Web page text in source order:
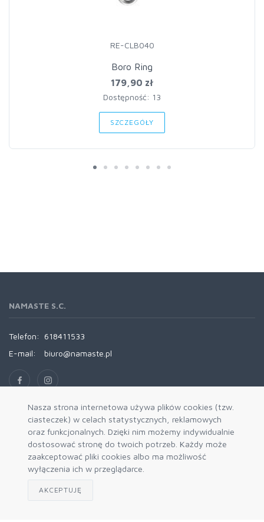
Nasza strona internetowa używa plików cookies (tzw.
ciasteczek) w celach statystycznych, reklamowych
oraz funkcjonalnych. Dzięki nim możemy indywidualnie
dostosować stronę do twoich potrzeb. Każdy może
zaakceptować pliki cookies albo ma możliwość
wyłączenia ich w przeglądarce.
AKCEPTUJĘ
RE-CLB040
Boro Ring
179,90 zł
Dostępność: 13
SZCZEGÓŁY
NAMASTE S.C.
Telefon:
618411533
E-mail:
biuro@namaste.pl
INFORMACJE
Namaste
REGULAMINY